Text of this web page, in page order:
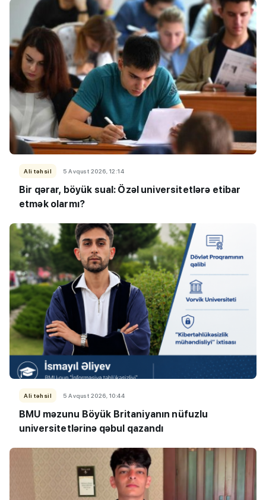
Ali təhsil 5 Avqust 2026, 12:14
Bir qərar, böyük sual: Özəl universitetlərə etibar
etmək olarmı?
Ali təhsil 5 Avqust 2026, 10:44
BMU məzunu Böyük Britaniyanın nüfuzlu
universitetlərinə qəbul qazandı